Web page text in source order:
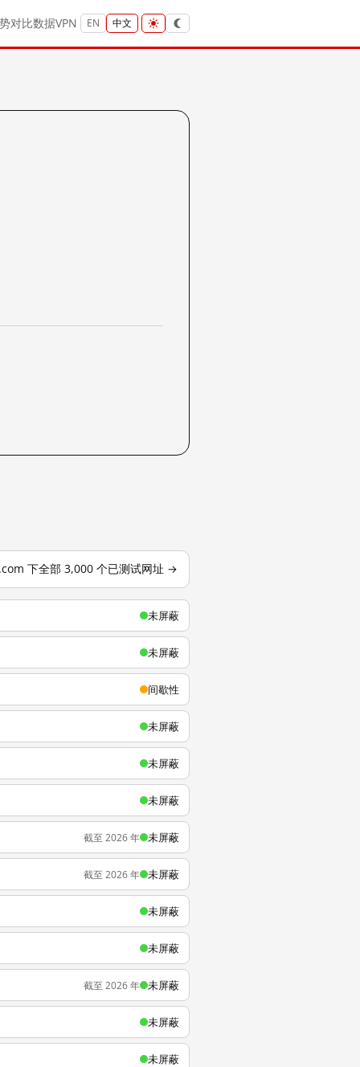
对比数据VPN EN 中文
下全部 3,000 个已测试网址 →
未屏蔽
未屏蔽
间歇性
未屏蔽
未屏蔽
未屏蔽
截至 2026 年 未屏蔽
截至 2026 年 未屏蔽
未屏蔽
未屏蔽
截至 2026 年 未屏蔽
未屏蔽
未屏蔽